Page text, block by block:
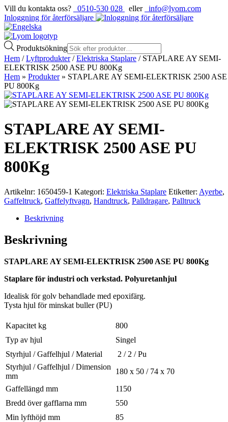
Vill du kontakta oss? 0510-530 028 eller
info@lyom.com
Inloggning för återförsäljare
Produktsökning
Hem /Lyftprodukter/Elektriska Staplare / STAPLARE AY SEMI-
ELEKTRISK 2500 ASE PU 800Kg
Hem » Produkter» STAPLARE AY SEMI-ELEKTRISK 2500 ASE
PU 800Kg
STAPLARE AY SEMI-
ELEKTRISK 2500 ASE PU
800Kg
Artikelnr: 1650459-1 Kategori: Elektriska Staplare Etiketter: Ayerbe,
Gaffeltruck, Gaffelyftvagn, Handtruck, Palldragare, Palltruck
Beskrivning
Beskrivning
STAPLARE AY SEMI-ELEKTRISK 2500 ASE PU 800Kg
Staplare för industri och verkstad. Polyuretanhjul
Idealisk för golv behandlade med epoxifärg.
Tysta hjul för minskat buller (PU)
Kapacitet kg
800
Typ av hjul
Singel
Styrhjul / Gaffelhjul / Material
2 / 2 / Pu
Styrhjul / Gaffelhjul / Dimension
mm
180 x 50 / 74 x 70
Gaffellängd mm
1150
Bredd över gafflarna mm
550
Min lyfthöjd mm
85